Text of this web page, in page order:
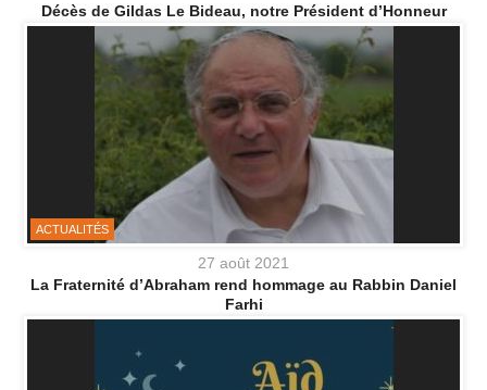
Décès de Gildas Le Bideau, notre Président d’Honneur
ACTUALITÉS
27 août 2021
La Fraternité d’Abraham rend hommage au Rabbin Daniel
Farhi